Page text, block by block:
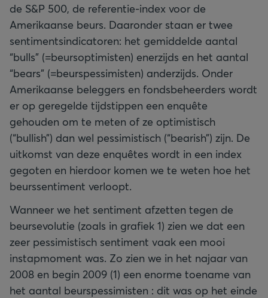
de S&P 500, de referentie-index voor de
Amerikaanse beurs. Daaronder staan er twee
sentimentsindicatoren: het gemiddelde aantal
“bulls” (=beursoptimisten) enerzijds en het aantal
“bears” (=beurspessimisten) anderzijds. Onder
Amerikaanse beleggers en fondsbeheerders wordt
er op geregelde tijdstippen een enquête
gehouden om te meten of ze optimistisch
(“bullish”) dan wel pessimistisch (“bearish”) zijn. De
uitkomst van deze enquêtes wordt in een index
gegoten en hierdoor komen we te weten hoe het
beurssentiment verloopt.
Wanneer we het sentiment afzetten tegen de
beursevolutie (zoals in grafiek 1) zien we dat een
zeer pessimistisch sentiment vaak een mooi
instapmoment was. Zo zien we in het najaar van
2008 en begin 2009 (1) een enorme toename van
het aantal beurspessimisten : dit was op het einde